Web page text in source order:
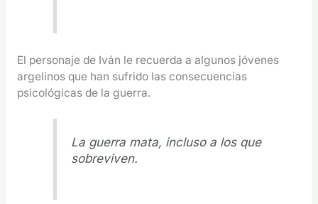
El personaje de Iván le recuerda a algunos jóvenes
argelinos que han sufrido las consecuencias
psicológicas de la guerra.
La guerra mata, incluso a los que
sobreviven.